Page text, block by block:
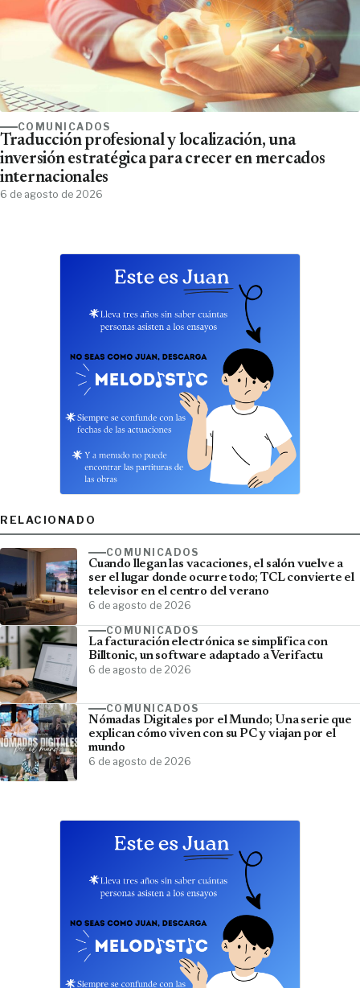
COMUNICADOS
Traducción profesional y localización, una
inversión estratégica para crecer en mercados
internacionales
6 de agosto de 2026
RELACIONADO
COMUNICADOS
Cuando llegan las vacaciones, el salón vuelve a
ser el lugar donde ocurre todo; TCL convierte el
televisor en el centro del verano
6 de agosto de 2026
COMUNICADOS
La facturación electrónica se simplifica con
Billtonic, un software adaptado a Verifactu
6 de agosto de 2026
COMUNICADOS
Nómadas Digitales por el Mundo; Una serie que
explican cómo viven con su PC y viajan por el
mundo
6 de agosto de 2026